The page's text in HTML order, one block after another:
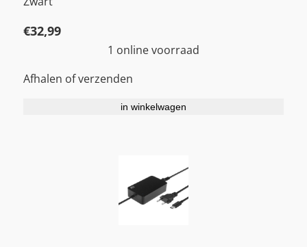
€32,99
1 online voorraad
Afhalen of verzenden
in winkelwagen